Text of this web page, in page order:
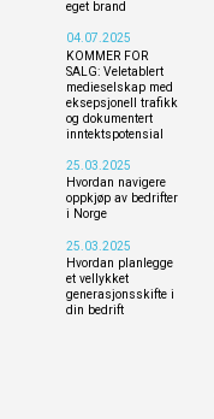
eget brand
04.07.2025
KOMMER FOR
SALG: Veletablert
medieselskap med
eksepsjonell trafikk
og dokumentert
inntektspotensial
25.03.2025
Hvordan navigere
oppkjøp av bedrifter
i Norge
25.03.2025
Hvordan planlegge
et vellykket
generasjonsskifte i
din bedrift